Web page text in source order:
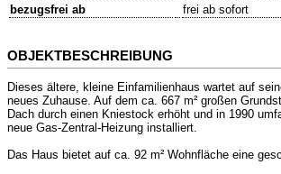
bezugsfrei ab
frei ab sofort
OBJEKTBESCHREIBUNG
Dieses ältere, kleine Einfamilienhaus wartet auf
neues Zuhause. Auf dem ca. 667 m² großen
Dach durch einen Kniestock erhöht und in 1990
neue Gas-Zentral-Heizung installiert.
Das Haus bietet auf ca. 92 m² Wohnfläche eine